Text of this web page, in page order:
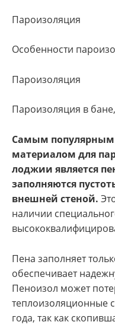
Пароизоляция
Особенности
Пароизоляция
Пароизоляция в
Самым
материалом для
лоджии является
заполняются
внешней стеной.
наличии
Пена заполняет
обеспечивает
Пеноизол может
теплоизоляционные
года, так как